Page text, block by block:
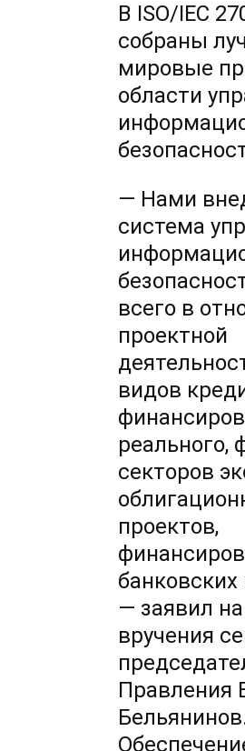
В ISO/IEC
собраны
мировые
области
— Нами
система
всего в
проектной
видов
реального,
секторов
проектов,
банковских
— заявил
вручения
Правления